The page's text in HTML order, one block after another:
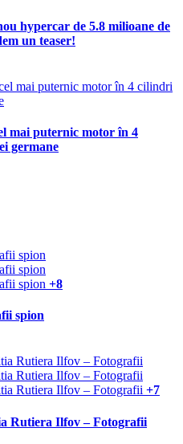
hypercar de 5.8 milioane de
un teaser!
mai puternic motor în 4
germane
+8
spion
+7
Rutiera Ilfov – Fotografii